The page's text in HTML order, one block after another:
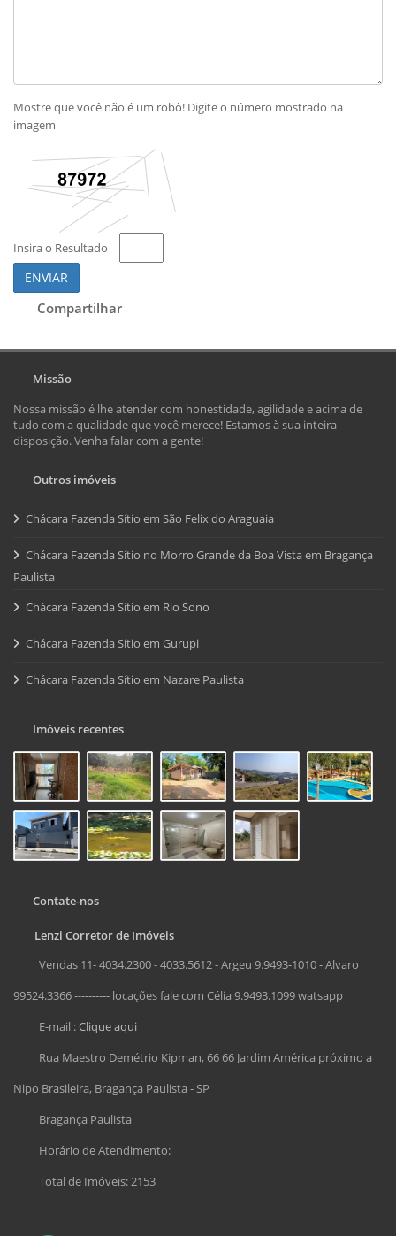
Mostre que você não é um robô! Digite o número mostrado na
imagem
Insira o Resultado
ENVIAR
Compartilhar
Missão
Nossa missão é lhe atender com honestidade, agilidade e acima de
tudo com a qualidade que você merece! Estamos à sua inteira
disposição. Venha falar com a gente!
Outros imóveis
Chácara Fazenda Sítio em São Felix do Araguaia
Chácara Fazenda Sítio no Morro Grande da Boa Vista em Bragança
Paulista
Chácara Fazenda Sítio em Rio Sono
Chácara Fazenda Sítio em Gurupi
Chácara Fazenda Sítio em Nazare Paulista
Imóveis recentes
Contate-nos
Lenzi Corretor de Imóveis
Vendas 11- 4034.2300 - 4033.5612 - Argeu 9.9493-1010 - Alvaro
99524.3366 ---------- locações fale com Célia 9.9493.1099 watsapp
E-mail :Clique aqui
Rua Maestro Demétrio Kipman, 66 66 Jardim América próximo a
Nipo Brasileira, Bragança Paulista - SP
Bragança Paulista
Horário de Atendimento:
Total de Imóveis: 2153